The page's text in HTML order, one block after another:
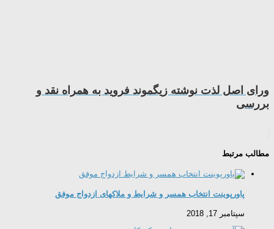
ورای اصل لذت نوشته زیگموند فروید به همراه نقد و
بررسی
مطالب مرتبط
پاورپوینت انتخاب همسر و شرایط و ملاکهای ازدواج موفق
سپتامبر 17, 2018